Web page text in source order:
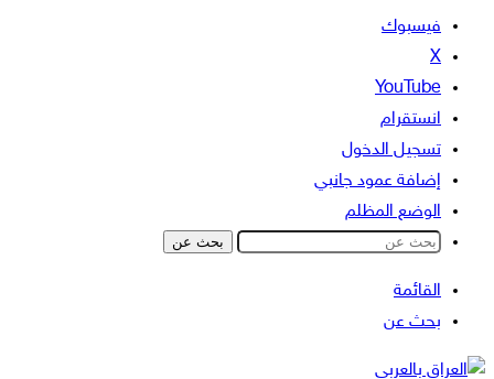
فيسبوك
‫X
‫YouTube
انستقرام
تسجيل الدخول
إضافة عمود جانبي
الوضع المظلم
بحث عن
القائمة
بحث عن